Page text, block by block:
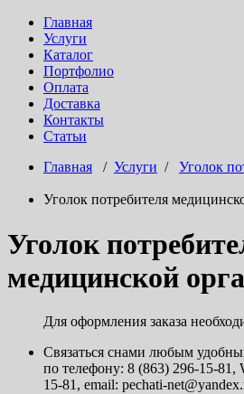
Главная
Услуги
Каталог
Портфолио
Оплата
Доставка
Контакты
Статьи
Главная / Услуги / Уголок
Уголок потребителя
Уголок
медицинской
Для оформления заказа
Связаться снами любым
по телефону: 8 (863) 296-15-81,
15-81, email: pechati-